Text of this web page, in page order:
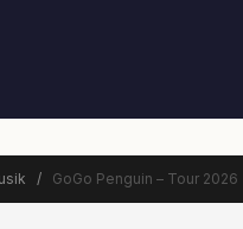
/ GoGo Penguin – Tour 2026